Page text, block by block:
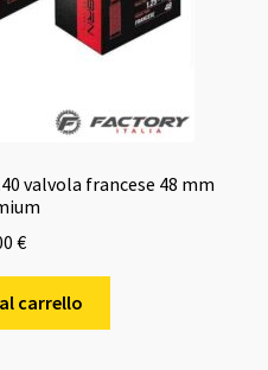
valvola francese 48 mm
€
carrello